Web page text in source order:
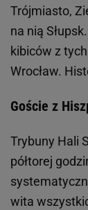
Trójmiasto,
na nią
kibiców z
Wrocław.
Goście z
Trybuny Hali
półtorej
wita